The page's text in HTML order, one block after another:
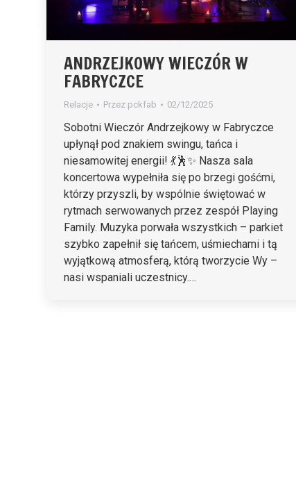
ANDRZEJKOWY WIECZÓR W
FABRYCZCE
Relacje Przez pckfab 02/12/2025
Sobotni Wieczór Andrzejkowy w Fabryczce
upłynął pod znakiem swingu, tańca i
niesamowitej energii! 💃🕺✨ Nasza sala
koncertowa wypełniła się po brzegi gośćmi,
którzy przyszli, by wspólnie świętować w
rytmach serwowanych przez zespół Playing
Family. Muzyka porwała wszystkich – parkiet
szybko zapełnił się tańcem, uśmiechami i tą
wyjątkową atmosferą, którą tworzycie Wy –
nasi wspaniali uczestnicy.…